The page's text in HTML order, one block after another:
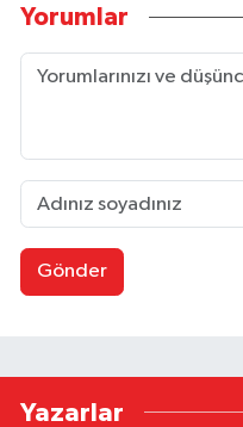
Yorumlar
Gönder
Yazarlar